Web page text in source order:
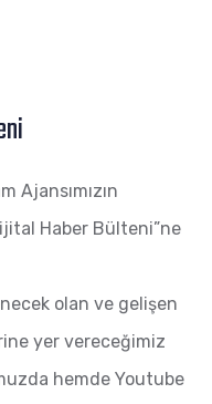
Ajansımızın
Haber Bülteni”ne
olan ve gelişen
yer vereceğimiz
hemde Youtube